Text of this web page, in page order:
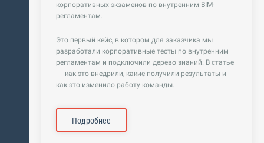
корпоративных экзаменов по внутренним BIM-
регламентам.
Это первый кейс, в котором для заказчика мы
разработали корпоративные тесты по внутренним
регламентам и подключили дерево знаний. В статье
— как это внедрили, какие получили результаты и
как это изменило работу команды.
Подробнее